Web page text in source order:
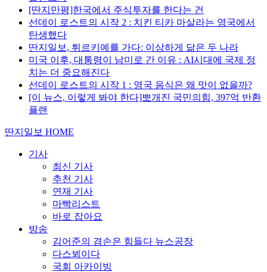
[딴지만평]한국에서 주식투자를 한다는 건
선데이 로스트의 시작 2 : 치킨 티카 마살라는 영국에서
탄생했다
딴지일보, 튀르키예를 가다: 이상하게 닮은 두 나라
미국 이후, 대통령이 남미로 간 이유 : AI시대에 국제 정
치는 더 중요해진다
선데이 로스트의 시작 1 : 영국 음식은 왜 맛이 없을까?
[이 뉴스, 이렇게 봐야 한다]뽀개진 국민의힘, 397억 반환
플랜
딴지일보 HOME
기사
최신 기사
추천 기사
연재 기사
마빡리스트
바로 잡아요
방송
김어준의 겸손은 힘들다 뉴스공장
다스뵈이다
국회 아카이빙